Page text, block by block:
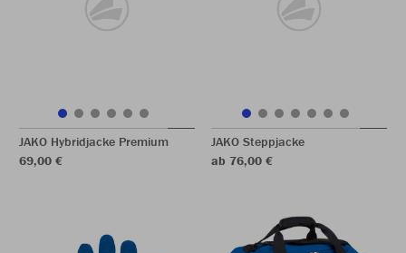
JAKO Hybridjacke Premium
69,00 €
JAKO Steppjacke
ab 76,00 €